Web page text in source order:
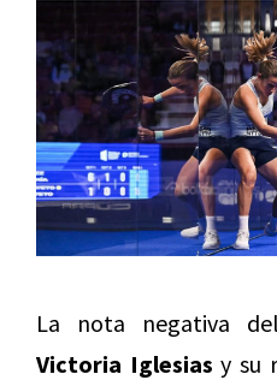
La nota negativa
Victoria Iglesias y su